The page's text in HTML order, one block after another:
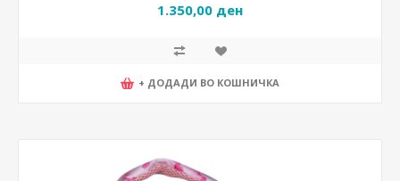
1.350,00 ден
+ ДОДАДИ ВО КОШНИЧКА